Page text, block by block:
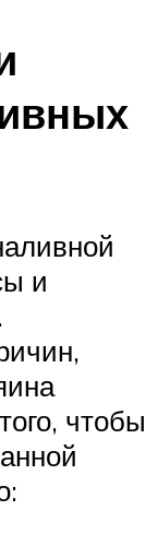
и
чтобы